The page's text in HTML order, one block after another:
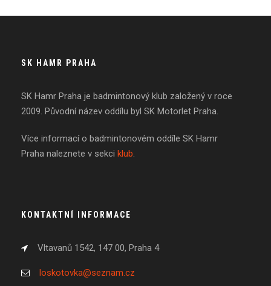
SK HAMR PRAHA
SK Hamr Praha je badmintonový klub založený v roce
2009. Původní název oddílu byl SK Motorlet Praha.
Více informací o badmintonovém oddíle SK Hamr
Praha naleznete v sekci klub.
KONTAKTNÍ INFORMACE
Vltavanů 1542, 147 00, Praha 4
loskotovka@seznam.cz